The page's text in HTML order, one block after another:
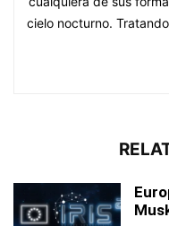
cielo nocturno.